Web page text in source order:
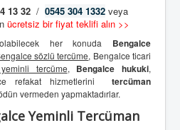
13 32 / 0545 304 1332 veya
ücretsiz bir fiyat teklifi alın >>
olabilecek her konuda Bengalce
sözlü tercüme, Bengalce ticari
tercüme, Bengalce hukuki,
refakat hizmetlerini
tercüman
vermeden yapmaktadırlar.
Yeminli Tercüman